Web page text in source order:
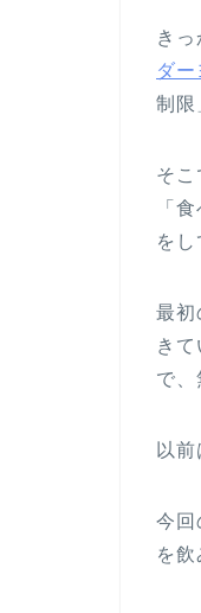
き
ダー
制限
そこ
「
をし
最初
き
で、
以
今回
を